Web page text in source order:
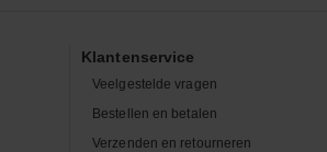
Klantenservice
Veelgestelde vragen
Bestellen en betalen
Verzenden en retourneren